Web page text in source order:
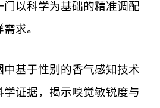
以科学为基础的精准调配
求。
基于性别的香气感知技术
证据，揭示嗅觉敏锐度与